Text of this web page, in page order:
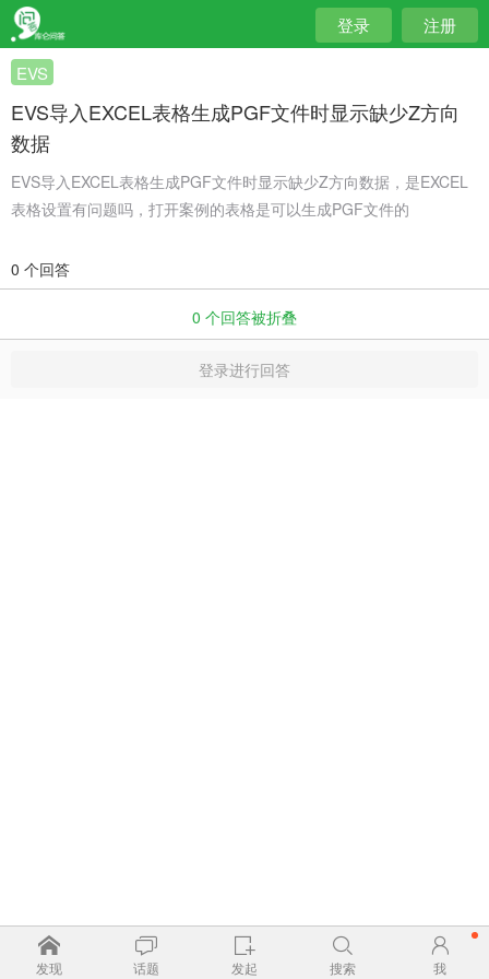
登录 注册
EVS
EVS导入EXCEL表格生成PGF文件时显示缺少Z方向
数据
EVS导入EXCEL表格生成PGF文件时显示缺少Z方向数据，是EXCEL
表格设置有问题吗，打开案例的表格是可以生成PGF文件的
0 个回答
0 个回答被折叠
登录进行回答
发现 话题 发起 搜索 我